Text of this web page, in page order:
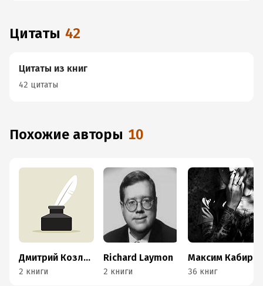
Цитаты 42
Цитаты из книг
42 цитаты
Похожие авторы 10
Дмитрий Козлов
2 книги
Richard Laymon
2 книги
Максим Кабир
36 книг